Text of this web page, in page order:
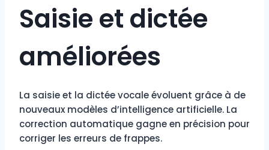
Saisie et dictée
améliorées
La saisie et la dictée vocale évoluent grâce à de
nouveaux modèles d’intelligence artificielle. La
correction automatique gagne en précision pour
corriger les erreurs de frappes.